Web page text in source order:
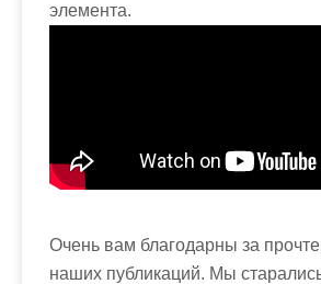
элемента.
Очень вам благодарны за
наших публикаций. Мы